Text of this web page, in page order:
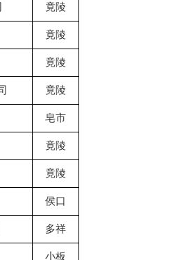
竟陵
竟陵
竟陵
竟陵
皂市
竟陵
竟陵
侯口
多祥
小板